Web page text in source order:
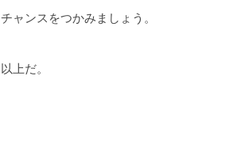
チャンスをつかみましょう。
以上だ。